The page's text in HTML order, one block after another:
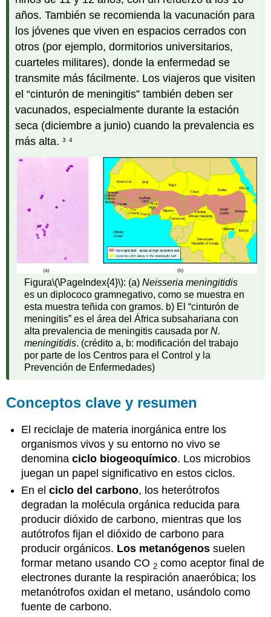
años. También se recomienda la vacunación para
los jóvenes que viven en espacios cerrados con
otros (por ejemplo, dormitorios universitarios,
cuarteles militares), donde la enfermedad se
transmite más fácilmente. Los viajeros que visiten
el “cinturón de meningitis” también deben ser
vacunados, especialmente durante la estación
seca (diciembre a junio) cuando la prevalencia es
más alta.3 4
Figura\(\PageIndex{4}\): (a)Neisseria meningitidis
es un diplococo gramnegativo, como se muestra en
esta muestra teñida con gramos. b) El “cinturón de
meningitis” es el área del África subsahariana con
alta prevalencia de meningitis causada porN.
meningitidis. (crédito a, b: modificación del trabajo
por parte de los Centros para el Control y la
Prevención de Enfermedades)
Conceptos clave y resumen
El reciclaje de materia inorgánica entre los
organismos vivos y su entorno no vivo se
denominaciclo biogeoquímico. Los microbios
juegan un papel significativo en estos ciclos.
En elciclo del carbono, los heterótrofos
degradan la molécula orgánica reducida para
producir dióxido de carbono, mientras que los
autótrofos fijan el dióxido de carbono para
producir orgánicos. Los metanógenos suelen
formar metano usando CO 2 como aceptor final de
electrones durante la respiración anaeróbica; los
metanótrofos oxidan el metano, usándolo como
fuente de carbono.